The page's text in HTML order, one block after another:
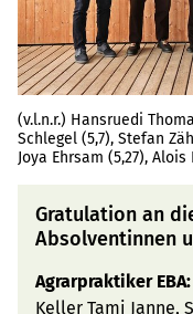
(v.l.n.r.) Hansruedi
Schlegel (5,7), Stefan
Joya Ehrsam (5,27),
Gratulation an
Absolventinnen
Agrarpraktiker EBA:
Keller Tami Janne,